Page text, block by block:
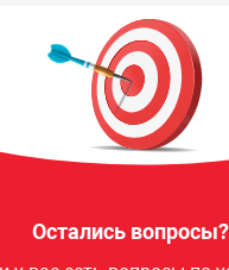
Остались вопросы?